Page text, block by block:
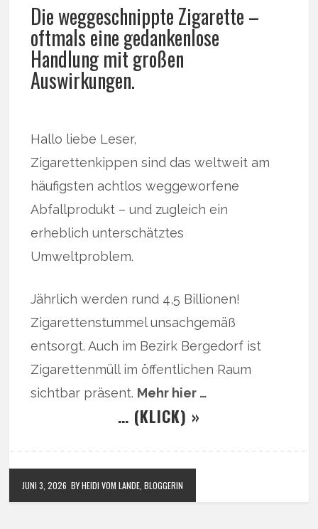
Die weggeschnippte Zigarette –
oftmals eine gedankenlose
Handlung mit großen
Auswirkungen.
Hallo liebe Leser,
Zigarettenkippen sind das weltweit am
häufigsten achtlos weggeworfene
Abfallprodukt – und zugleich ein
erheblich unterschätztes
Umweltproblem.
Jährlich werden rund 4,5 Billionen!
Zigarettenstummel unsachgemäß
entsorgt. Auch im Bezirk Bergedorf ist
Zigarettenmüll im öffentlichen Raum
sichtbar präsent. Mehr hier …
… (KLICK) »
JUNI 3, 2026 BY HEIDI VOM LANDE, BLOGGERIN